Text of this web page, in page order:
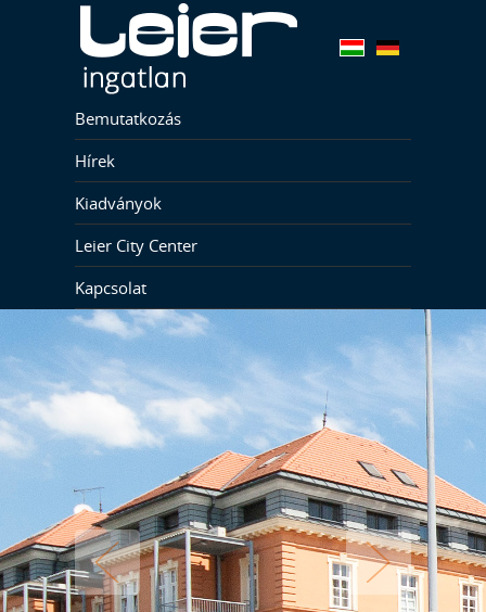
Bemutatkozás
Hírek
Kiadványok
Leier City Center
Kapcsolat